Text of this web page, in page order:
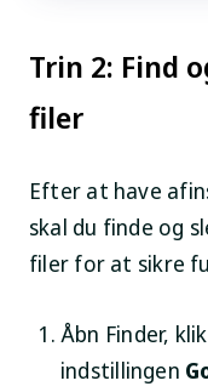
Trin 2: Find
filer
Efter at have
skal du finde og
filer for at sikre
Åbn Finder,
indstillingen